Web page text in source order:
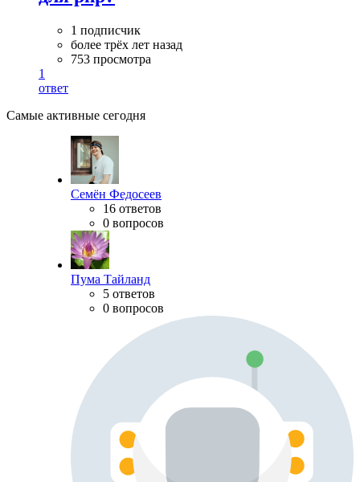
1 подписчик
более трёх лет назад
753 просмотра
1
ответ
Самые активные сегодня
Семён Федосеев
16 ответов
0 вопросов
Пума Тайланд
5 ответов
0 вопросов